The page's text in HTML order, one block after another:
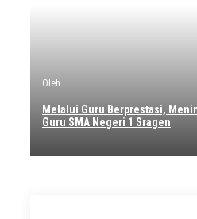
Oleh :
Melalui Guru Berprestasi,
Guru SMA Negeri 1 Sragen